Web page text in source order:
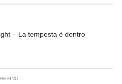
– La tempesta è dentro